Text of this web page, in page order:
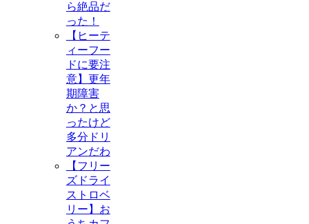
ら絶品だ
った！
【ヒーテ
ィーフー
ドに要注
意】更年
期障害
か？と思
ったけど
多分ドリ
アンだわ
【フリー
ズドライ
ストロベ
リー】お